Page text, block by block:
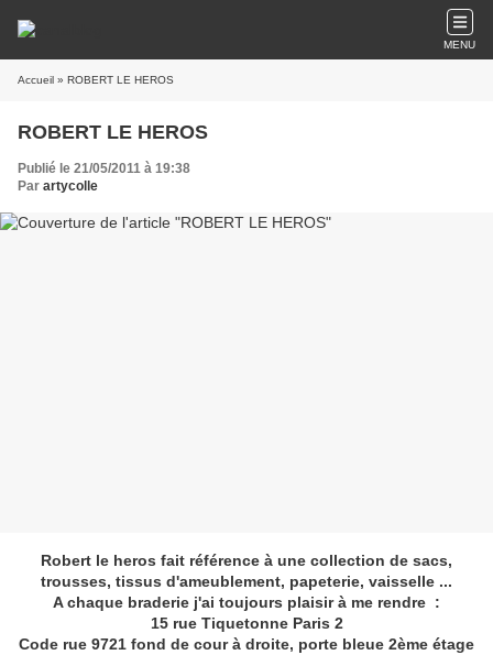
MENU
Accueil » ROBERT LE HEROS
ROBERT LE HEROS
Publié le 21/05/2011 à 19:38
Par artycolle
Robert le heros fait référence à une collection de sacs,
trousses, tissus d'ameublement, papeterie, vaisselle ...
A chaque braderie j'ai toujours plaisir à me rendre :
15 rue Tiquetonne Paris 2
Code rue 9721 fond de cour à droite, porte bleue 2ème étage